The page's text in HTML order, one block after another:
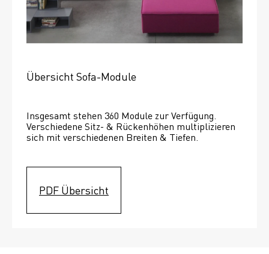
Übersicht Sofa-Module
Insgesamt stehen 360 Module zur Verfügung.
Verschiedene Sitz- & Rückenhöhen multiplizieren
sich mit verschiedenen Breiten & Tiefen.
PDF Übersicht